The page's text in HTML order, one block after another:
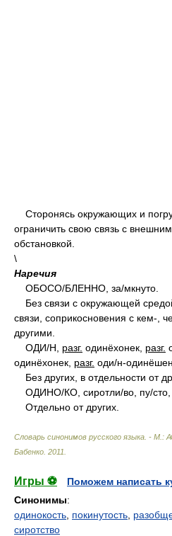
Сторонясь окружающих и
ограничить свою связь с
обстановкой.
\
Наречия
ОБОСО/БЛЕННО, за/мкнуто.
Без связи с окружающей
связи, соприкосновения с кем-,
другими.
ОДИ/Н, разг. одинёхонек, разг.
одинёхонек, разг. оди/н-
Без других, в отдельности от
ОДИНО/КО, сиротли/во, пу/
Отдельно от других.
Словарь синонимов русского языка. - М.:
Бабенко 2011
Игры ⚽
Поможем написать
Синонимы:
одинокость покинутость
сиротство